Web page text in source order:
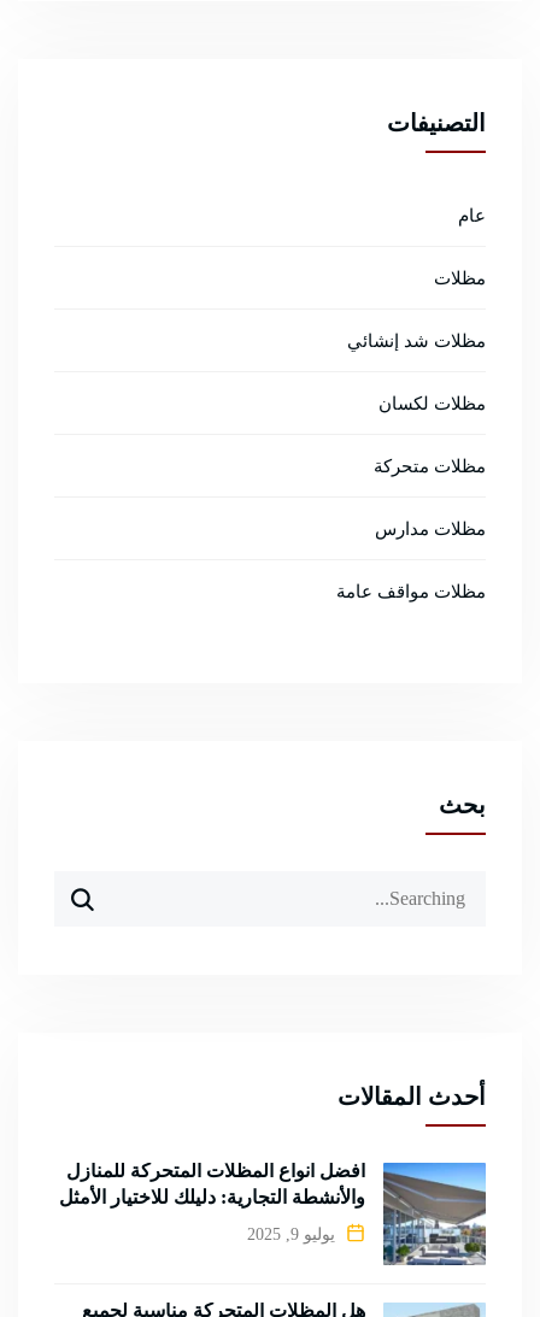
التصنيفات
عام
مظلات
مظلات شد إنشائي
مظلات لكسان
مظلات متحركة
مظلات مدارس
مظلات مواقف عامة
بحث
أحدث المقالات
أفضل أنواع المظلات المتحركة للمنازل
والأنشطة التجارية: دليلك للاختيار الأمثل
يوليو 9, 2025
هل المظلات المتحركة مناسبة لجميع